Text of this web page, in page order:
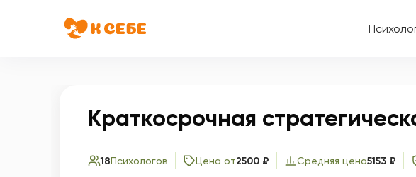
Краткосрочная
18Психологов Цена от2500 ₽ Средняя цена5153 ₽